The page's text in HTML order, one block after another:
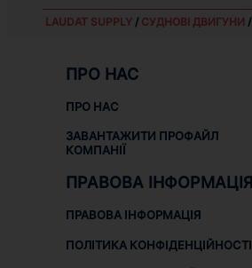
LAUDAT SUPPLY/ СУДНОВІ ДВИГУНИ /
ПРО НАС
ПРО НАС
ЗАВАНТАЖИТИ ПРОФАЙЛ
КОМПАНІЇ
ПРАВОВА ІНФОРМАЦІЯ
ПРАВОВА ІНФОРМАЦІЯ
ПОЛІТИКА КОНФІДЕНЦІЙНОСТІ